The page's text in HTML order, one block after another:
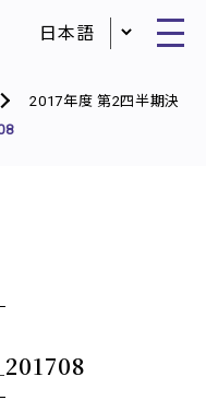
2017年度 第2四半期決